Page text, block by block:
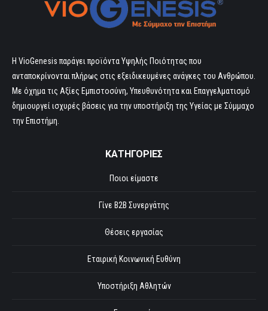
Η VioGenesis παράγει προϊόντα Υψηλής Ποιότητας που
ανταποκρίνονται πλήρως στις εξειδικευμένες ανάγκες του Ανθρώπου.
Με όχημα τις Αξίες Εμπιστοσύνη, Υπευθυνότητα και Επαγγελματισμό
δημιουργεί ισχυρές βάσεις για την υποστήριξη της Υγείας με Σύμμαχο
την Επιστήμη.
ΚΑΤΗΓΟΡΙΕΣ
Ποιοι είμαστε
Γίνε B2B Συνεργάτης
Θέσεις εργασίας
Εταιρική Κοινωνική Ευθύνη
Υποστήριξη Αθλητών